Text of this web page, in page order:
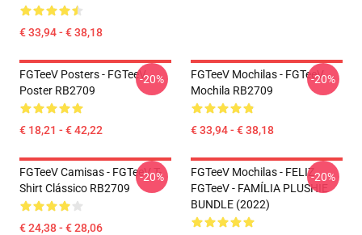
€ 33,94 - € 38,18
FGTeeV Posters - FGTeeV
Poster RB2709
€ 18,21 - € 42,22
-20%
FGTeeV Mochilas - FGTeeV
Mochila RB2709
€ 33,94 - € 38,18
-20%
FGTeeV Camisas - FGTeeV T-
Shirt Clássico RB2709
€ 24,38 - € 28,06
-20%
FGTeeV Mochilas - FELIZ
FGTeeV - FAMÍLIA PLUSHIE
BUNDLE (2022)
-20%